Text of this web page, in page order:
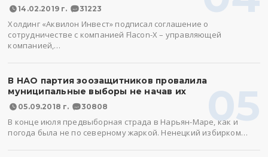
14.02.2019 г. 31223
Холдинг «Аквилон Инвест» подписал соглашение о
сотрудничестве с компанией Flacon-X – управляющей
компанией,…
05
В НАО партия зоозащитников провалила
муниципальные выборы не начав их
05.09.2018 г. 30808
В конце июля предвыборная страда в Нарьян-Маре, как и
погода была не по северному жаркой. Ненецкий избирком…